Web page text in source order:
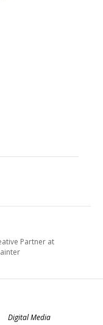
Partner at
Digital Media